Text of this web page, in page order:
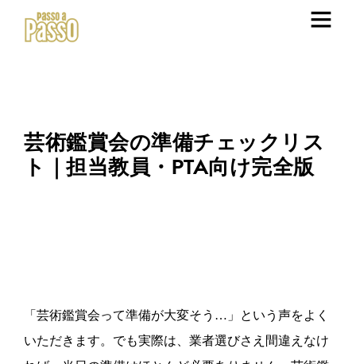
芸術鑑賞会の準備チェックリス
ト｜担当教員・PTA向け完全版
「芸術鑑賞会って準備が大変そう…」という声をよく
いただきます。でも実際は、業者選びさえ間違えなけ